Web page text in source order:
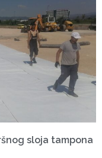
sloja tampona